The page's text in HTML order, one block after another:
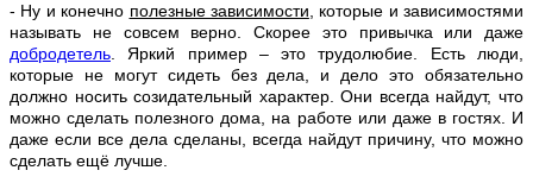
- Ну и конечно полезные зависимости , которые и зависимостями
называть не совсем верно. Скорее это привычка или даже
добродетель . Яркий пример – это трудолюбие. Есть люди,
которые не могут сидеть без дела, и дело это обязательно
должно носить созидательный характер. Они всегда найдут, что
можно сделать полезного дома, на работе или даже в гостях. И
даже если все дела сделаны, всегда найдут причину, что можно
сделать ещё лучше.